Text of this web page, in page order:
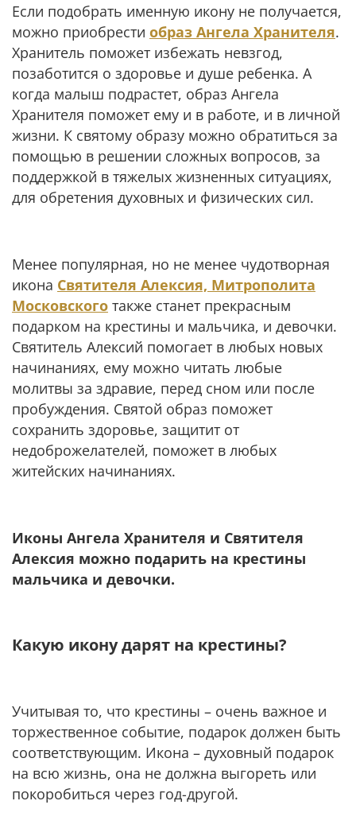
Если подобрать именную икону не получается,
можно приобрести образ Ангела Хранителя.
Хранитель поможет избежать невзгод,
позаботится о здоровье и душе ребенка. А
когда малыш подрастет, образ Ангела
Хранителя поможет ему и в работе, и в личной
жизни. К святому образу можно обратиться за
помощью в решении сложных вопросов, за
поддержкой в тяжелых жизненных ситуациях,
для обретения духовных и физических сил.
Менее популярная, но не менее чудотворная
икона Святителя Алексия, Митрополита
Московского также станет прекрасным
подарком на крестины и мальчика, и девочки.
Святитель Алексий помогает в любых новых
начинаниях, ему можно читать любые
молитвы за здравие, перед сном или после
пробуждения. Святой образ поможет
сохранить здоровье, защитит от
недоброжелателей, поможет в любых
житейских начинаниях.
Иконы Ангела Хранителя и Святителя
Алексия можно подарить на крестины
мальчика и девочки.
Какую икону дарят на крестины?
Учитывая то, что крестины – очень важное и
торжественное событие, подарок должен быть
соответствующим. Икона – духовный подарок
на всю жизнь, она не должна выгореть или
покоробиться через год-другой.